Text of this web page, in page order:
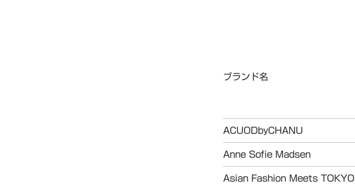
ブランド名
ACUODbyCHANU
Anne Sofie Madsen
Asian Fashion Meets TOKYO